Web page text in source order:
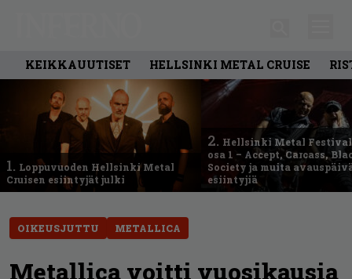
KEIKKAUUTISET HELLSINKI METAL CRUISE
1. Loppuvuoden Hellsinki Metal
Cruisen esiintyjät julki
2. Hellsinki Metal
osa 1 – Accept, Carcass,
Society ja muita
esiintyjiä
OIKEUSJUTTU METALLICA
Metallica voitti vuosikausia